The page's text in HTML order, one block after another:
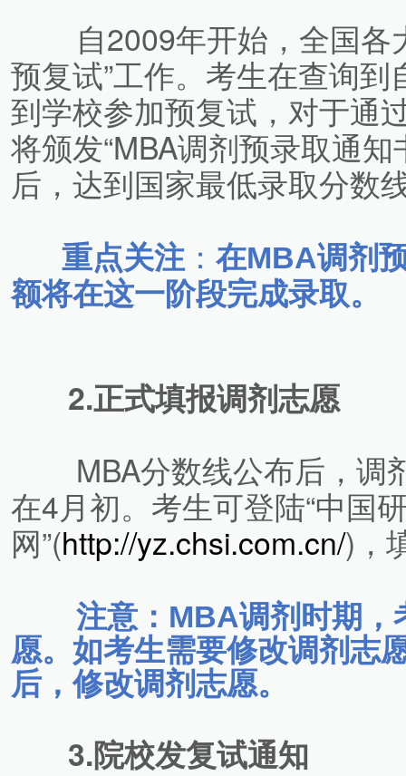
自2009年开始，全国各
预复试”工作。考生在查询
到学校参加预复试，对于通
将颁发“MBA调剂预录取通
后，达到国家最低录取分数
重点关注 ： 在MBA调剂
额将在这一阶段完成录取。
2.正式填报调剂志愿
MBA分数线公布后，调
在4月初。考生可登陆“中国
网”(http://yz.chsi.com.cn/)，
注意：MBA调剂时期，
愿。如考生需要修改调剂志
后，修改调剂志愿。
3.院校发复试通知